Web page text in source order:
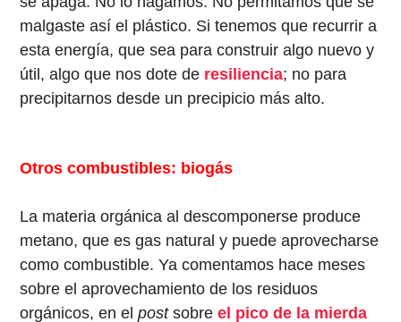
malgaste así el plástico. Si tenemos que recurrir a
esta energía, que sea para construir algo nuevo y
útil, algo que nos dote de resiliencia; no para
precipitarnos desde un precipicio más alto.
Otros combustibles: biogás
La materia orgánica al descomponerse produce
metano, que es gas natural y puede aprovecharse
como combustible. Ya comentamos hace meses
sobre el aprovechamiento de los residuos
orgánicos, en elpostsobreel pico de la mierda